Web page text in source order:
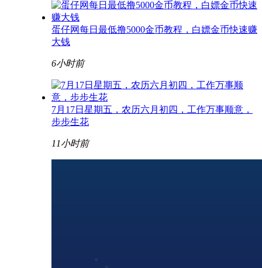
蛋仔网每日最低撸5000金币教程，白嫖金币快速赚
大钱
6小时前
7月17日星期五，农历六月初四，工作万事顺意，
步步生花
11小时前